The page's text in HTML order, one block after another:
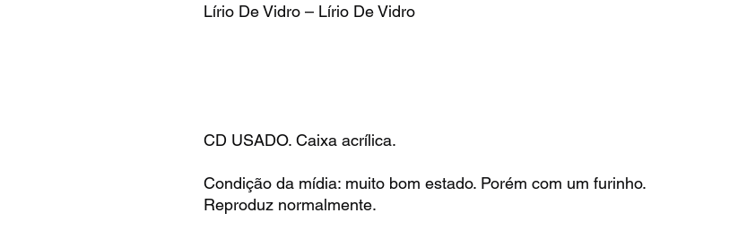
Lírio De Vidro – Lírio De Vidro
CD USADO. Caixa acrílica.
Condição da mídia: muito bom estado. Porém com um furinho.
Reproduz normalmente.